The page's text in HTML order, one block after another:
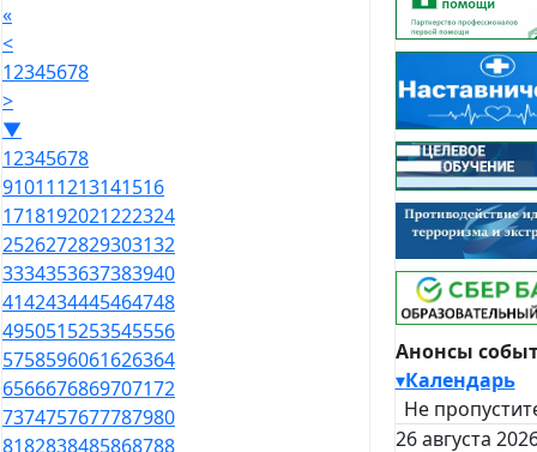
«
<
12345678
>
▼
12345678
910111213141516
1718192021222324
2526272829303132
3334353637383940
4142434445464748
4950515253545556
5758596061626364
6566676869707172
7374757677787980
8182838485868788
Анонсы
▾Календарь
Не
26 августа